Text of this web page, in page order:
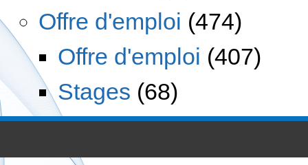
Offre d'emploi (474)
Offre d'emploi (407)
Stages (68)